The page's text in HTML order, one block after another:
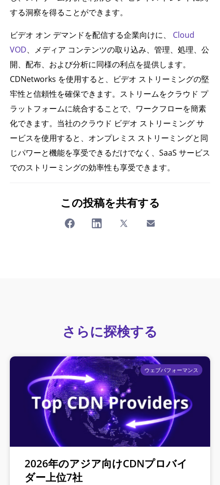
する洞察を得ることができます。
ビデオ オン デマンドを配信する企業向けに、 Cloud
VOD、メディア コンテンツの取り込み、管理、処理、公
開、配布、および分析に同様の利点を提供します。
CDNetworks を使用すると、ビデオ ストリーミングの堅
牢性と信頼性を確保できます。ストリームをクラウド プ
ラットフォームに統合することで、ワークフローを簡素
化できます。当社のクラウド ビデオ ストリーミング サ
ービスを使用すると、オンプレミス ストリーミングと同
じパワーと機能を享受できるだけでなく、SaaS サービス
でのストリーミングの効率性も享受できます。
この投稿を共有する
さらに探検する
ウェブパフォーマンス
2026年のアジア向けCDNプロバイ
ダー上位7社